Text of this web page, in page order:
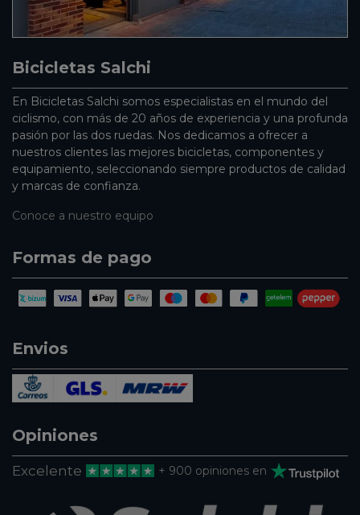
Bicicletas Salchi
En Bicicletas Salchi somos especialistas en el mundo del
ciclismo, con más de 20 años de experiencia y una profunda
pasión por las dos ruedas. Nos dedicamos a ofrecer a
nuestros clientes las mejores bicicletas, componentes y
equipamiento, seleccionando siempre productos de calidad
y marcas de confianza.
Conoce a nuestro equipo
Formas de pago
Envios
Opiniones
Excelente + 900 opiniones en